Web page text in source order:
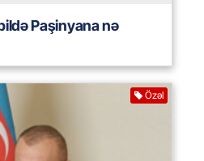
Paşinyana nə
Özəl